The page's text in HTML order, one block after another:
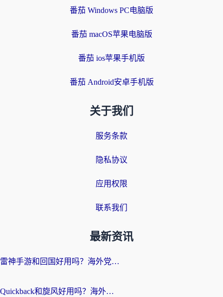
番茄 Windows PC电脑版
番茄 macOS苹果电脑版
番茄 ios苹果手机版
番茄 Android安卓手机版
关于我们
服务条款
隐私协议
应用权限
联系我们
最新资讯
雷神手游和回国好用吗？海外党亲测：选对加速器才能无缝刷剧打游戏
Quickback和旋风好用吗？海外华人亲测：选对回国加速器才能无缝看央视5